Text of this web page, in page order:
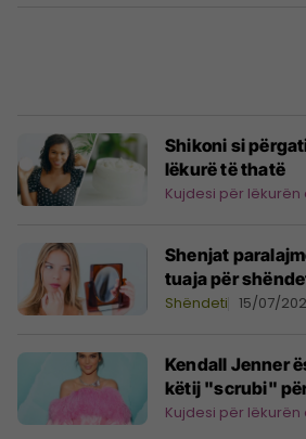
Shikoni si
lëkurë të thatë
Kujdesi për lëkurën
Shenjat
tuaja për
Shëndeti 15/07/
Kendall Jenner
këtij "scrubi"
Kujdesi për lëkurën